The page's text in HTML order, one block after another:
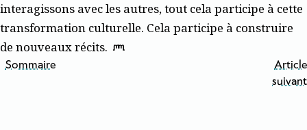
interagissons avec les autres, tout cela participe à cette
transformation culturelle. Cela participe à construire
de nouveaux ­récits.
Sommaire
Article
suivant